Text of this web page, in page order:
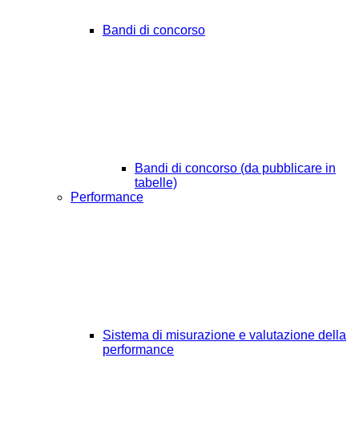
Bandi di concorso
Bandi di concorso (da pubblicare in
tabelle)
Performance
Sistema di misurazione e valutazione della
performance